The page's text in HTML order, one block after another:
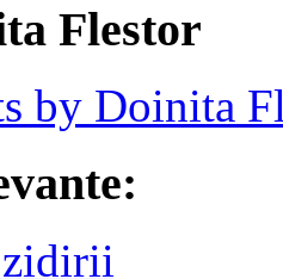
Flestor
by Doinita